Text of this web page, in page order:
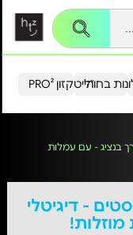
הייטקזון PRO²בחו"ל
בנציג - עם עמלות
- דיגיטלי